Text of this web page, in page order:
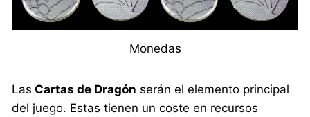
Monedas
Las Cartas de Dragón serán el elemento principal
del juego. Estas tienen un coste en recursos